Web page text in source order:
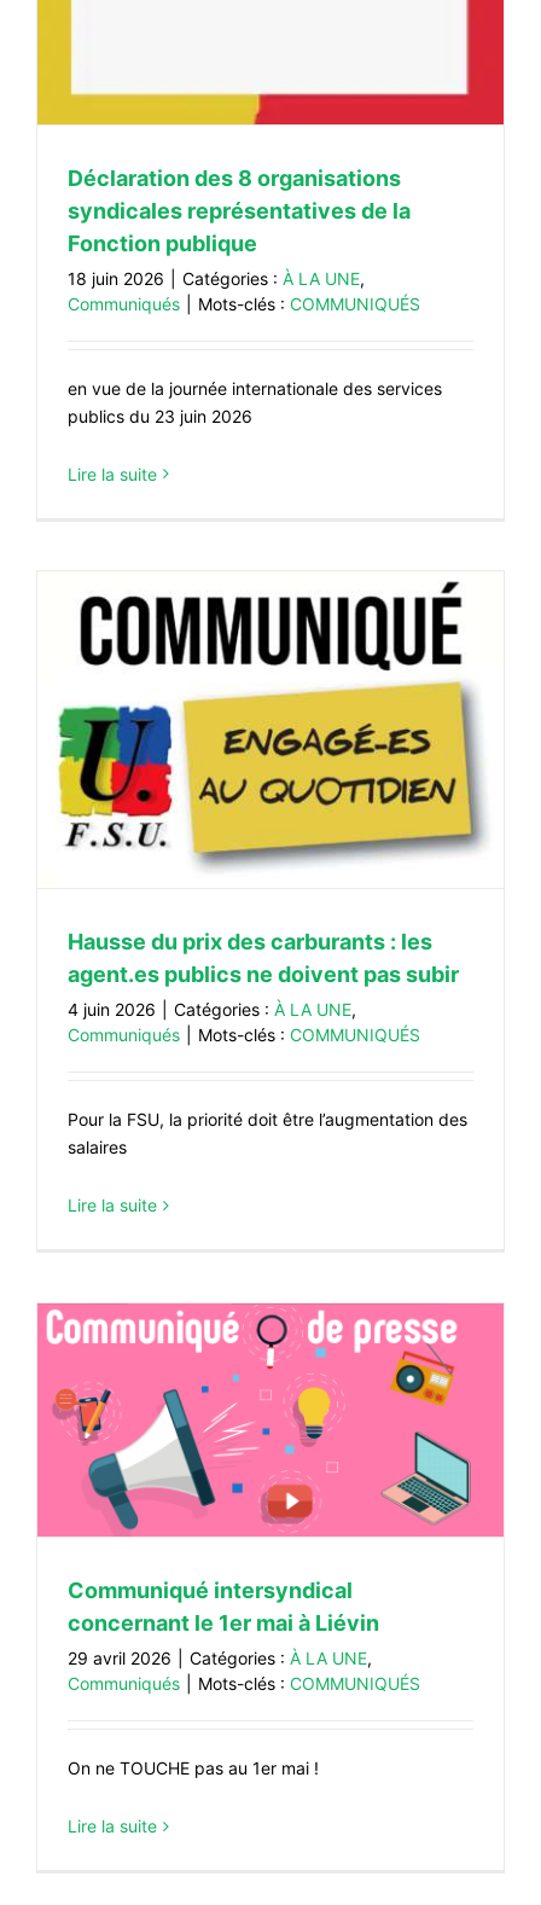
Déclaration des 8 organisations
syndicales représentatives de la
Fonction publique
18 juin 2026 Catégories : À LA UNE,
Communiqués
Mots-clés : COMMUNIQUÉS
en vue de la journée internationale des services
publics du 23 juin 2026
Lire la suite
Hausse du prix des carburants : les
agent.es publics ne doivent pas subir
4 juin 2026 Catégories : À LA UNE,
Communiqués
Mots-clés : COMMUNIQUÉS
Pour la FSU, la priorité doit être l’augmentation des
salaires
Lire la suite
Communiqué intersyndical
concernant le 1er mai à Liévin
29 avril 2026 Catégories : À LA UNE,
Communiqués
Mots-clés : COMMUNIQUÉS
On ne TOUCHE pas au 1er mai !
Lire la suite